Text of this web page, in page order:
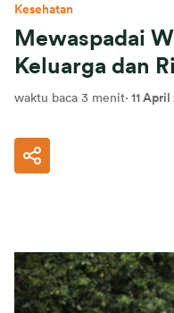
Kesehatan
Mewaspadai
Keluarga dan
waktu baca 3 menit· 11